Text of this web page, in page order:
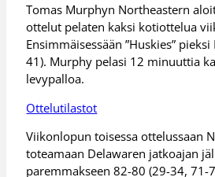
Tomas Murphyn Northeastern
ottelut pelaten kaksi kotiottelua
Ensimmäisessään ”Huskies”
41). Murphy pelasi 12 minuuttia
levypalloa.
Ottelutilastot
Viikonlopun toisessa ottelussaan
toteamaan Delawaren jatkoajan
paremmakseen 82-80 (29-34, 71-